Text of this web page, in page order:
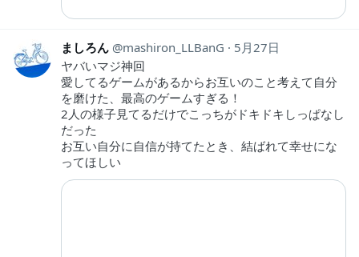
ましろん mashiron_LLBanG
5月27日
ヤバいマジ神回
愛してるゲームがあるからお互いのこと考えて自分
を磨けた、最高のゲームすぎる！
2人の様子見てるだけでこっちがドキドキしっぱなし
だった
お互い自分に自信が持てたとき、結ばれて幸せにな
ってほしい